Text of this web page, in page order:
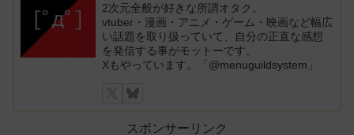
2次元全般が好きな所謂オタク。
vtuber・漫画・アニメ・ゲーム・映画など幅広
い話題を取り扱っていて、自分の正直な感想
を発信する事がモットーです。
Xもやっています。「@menuguildsystem」
スポンサーリンク